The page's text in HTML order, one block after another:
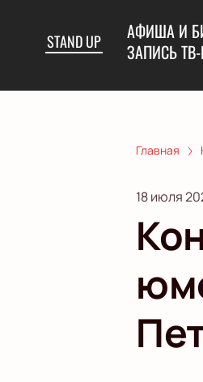
STAND UP АФИША И
ЗАПИСЬ
Главная
18 июля